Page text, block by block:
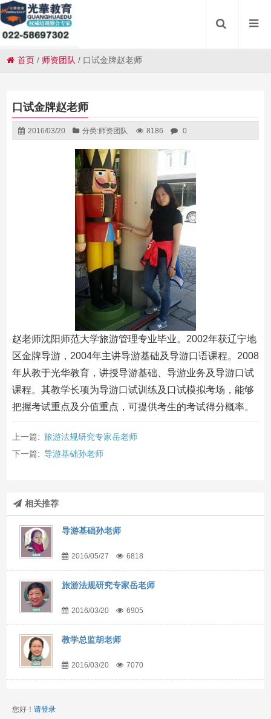
首页 / 师资团队 / 口试金牌赵老师
口试金牌赵老师
2016/03/20 分类:师资团队 8186 0
赵老师沈阳师范大学旅游管理专业毕业。2002年获辽宁地
区金牌导游，2004年主讲导游基础及导游口语课程。2008
年从教于光华教育，讲授导游基础、导游业务及导游口试
课程。其教学长项为导游口试训练及口试模拟考场，能够
把握考试重点及分值重点，可提供考生的考试得分概率。
上一篇: 旅游法规研究专家岳老师
下一篇: 导游基础孙老师
相关推荐
导游基础孙老师
2016/05/27 6818
旅游法规研究专家岳老师
2016/03/20 6905
教学总监胡老师
2016/03/20 7070
您好！ 请登录